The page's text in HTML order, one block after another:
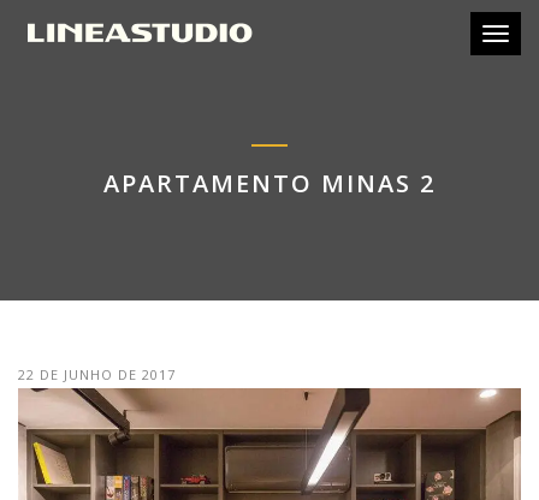
APARTAMENTO MINAS 2
22 DE JUNHO DE 2017